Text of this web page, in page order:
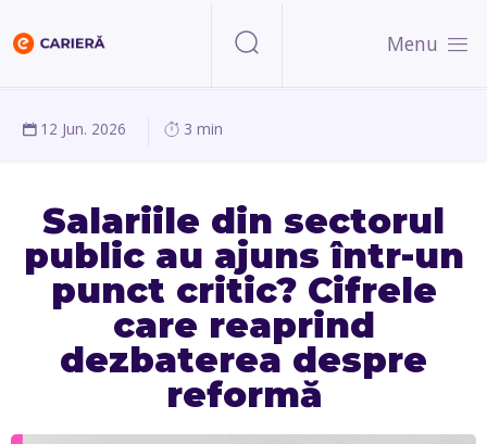
Menu
12 Jun. 2026 3 min
Salariile din sectorul
public au ajuns într-un
punct critic? Cifrele
care reaprind
dezbaterea despre
reformă